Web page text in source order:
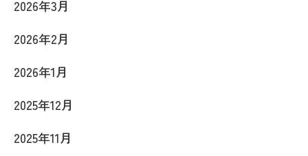
2026年3月
2026年2月
2026年1月
2025年12月
2025年11月